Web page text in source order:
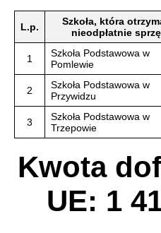
L.p.
Szkoła, która
nieodpłatnie
1
Szkoła Podstawowa w
Pomlewie
2
Szkoła Podstawowa w
Przywidzu
3
Szkoła Podstawowa w
Trzepowie
Kwota
UE: 1